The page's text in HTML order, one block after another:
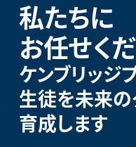
私たちに
お任せくだ
ケンブリッジ
生徒を未来
育成します